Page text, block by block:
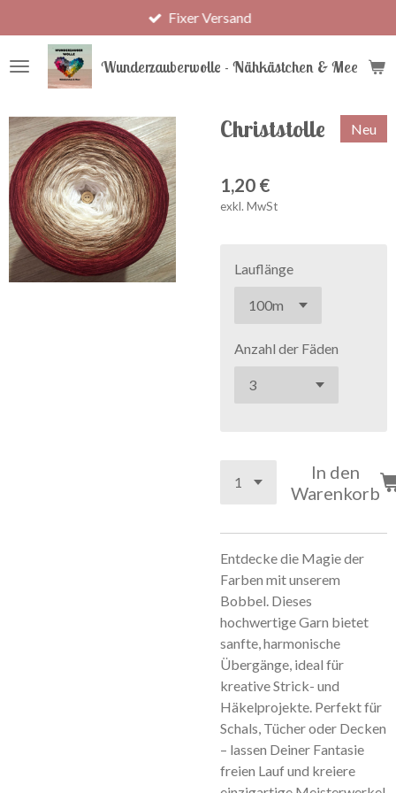
Hauptinhalt
springen
Wunderzauberwolle - Nähkästchen & Meer
Fixer Versand
Christstolle Neu
1,20 €
exkl. MwSt
Lauflänge
Anzahl der Fäden
In den
Warenkorb
Entdecke die Magie der
Farben mit unserem
Bobbel. Dieses
hochwertige Garn bietet
sanfte, harmonische
Übergänge, ideal für
kreative Strick- und
Häkelprojekte. Perfekt für
Schals, Tücher oder Decken
– lassen Deiner Fantasie
freien Lauf und kreiere